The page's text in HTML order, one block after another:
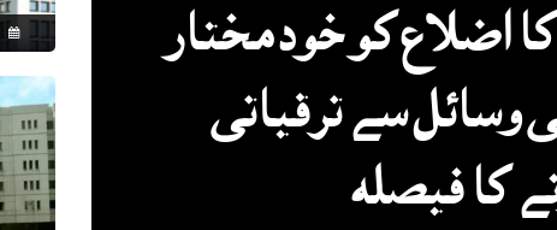
اضلاع کو خودمختار
وسائل سے ترقیاتی
کا فیصلہ